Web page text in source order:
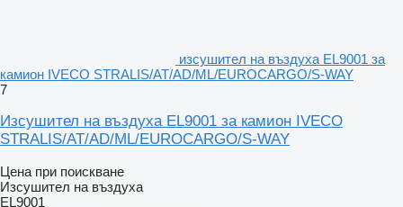
изсушител на въздуха EL9001 за
камион IVECO STRALIS/AT/AD/ML/EUROCARGO/S-WAY
7
Изсушител на въздуха EL9001 за камион IVECO
STRALIS/AT/AD/ML/EUROCARGO/S-WAY
Цена при поискване
Изсушител на въздуха
EL9001